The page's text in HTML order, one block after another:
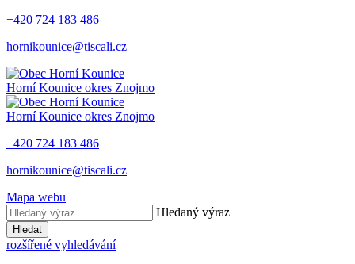
+420 724 183 486
hornikounice@tiscali.cz
Horní Kounice okres Znojmo
Horní Kounice okres Znojmo
+420 724 183 486
hornikounice@tiscali.cz
Mapa webu
Hledaný výraz
Hledat
rozšířené vyhledávání